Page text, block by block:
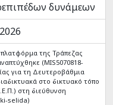
δυνάμεων
της Τράπεζας
(MIS5070818-
για τη Δευτεροβάθμια
στο δικτυακό τόπο
στη διεύθυνση
selida)